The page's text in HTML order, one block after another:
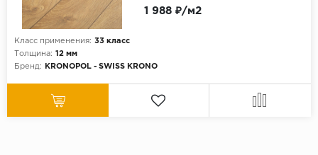
Класс применения: 33 класс
Толщина: 12 мм
Бренд:
KRONOPOL - SWISS KRONO
1 988 ₽/м2